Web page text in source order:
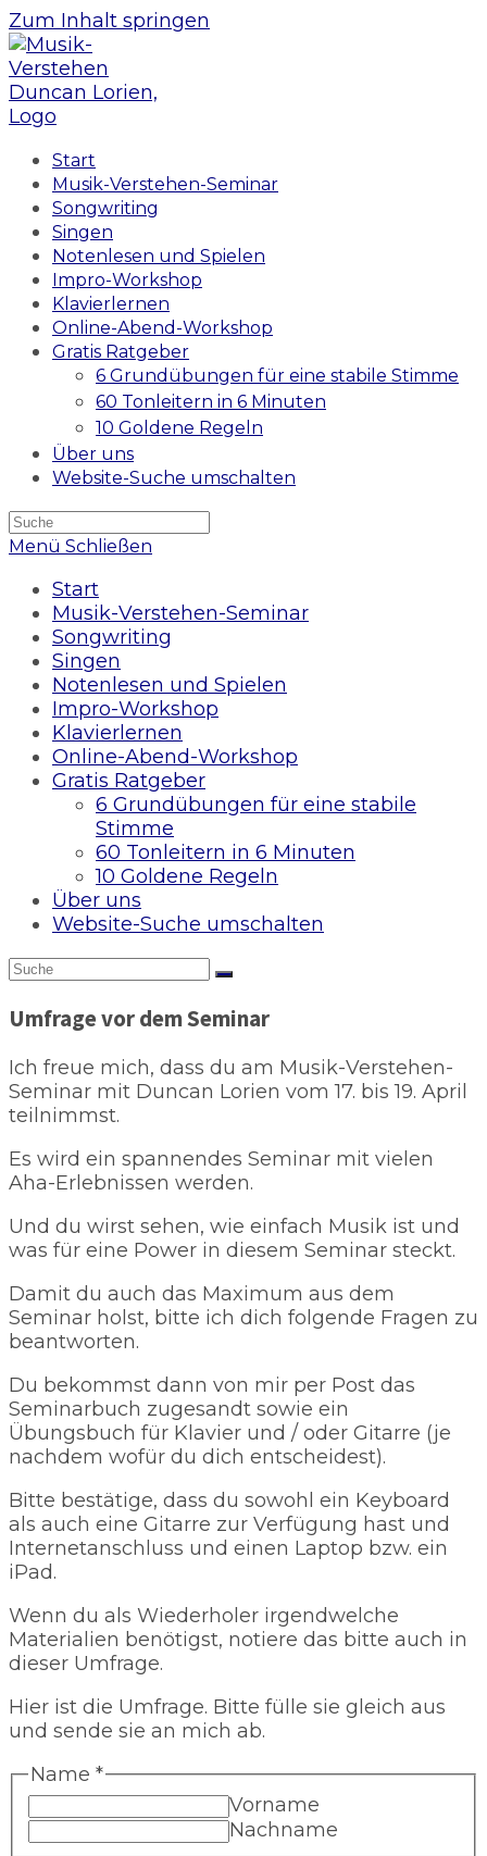
Zum Inhalt springen
Start
Musik-Verstehen-Seminar
Songwriting
Singen
Notenlesen und Spielen
Impro-Workshop
Klavierlernen
Online-Abend-Workshop
Gratis Ratgeber
6 Grundübungen für eine stabile Stimme
60 Tonleitern in 6 Minuten
10 Goldene Regeln
Über uns
Website-Suche umschalten
Menü Schließen
Start
Musik-Verstehen-Seminar
Songwriting
Singen
Notenlesen und Spielen
Impro-Workshop
Klavierlernen
Online-Abend-Workshop
Gratis Ratgeber
6 Grundübungen für eine stabile
Stimme
60 Tonleitern in 6 Minuten
10 Goldene Regeln
Über uns
Website-Suche umschalten
Umfrage vor dem Seminar
Ich freue mich, dass du am Musik-Verstehen-
Seminar mit Duncan Lorien vom 17. bis 19. April
teilnimmst.
Es wird ein spannendes Seminar mit vielen
Aha-Erlebnissen werden.
Und du wirst sehen, wie einfach Musik ist und
was für eine Power in diesem Seminar steckt.
Damit du auch das Maximum aus dem
Seminar holst, bitte ich dich folgende Fragen zu
beantworten.
Du bekommst dann von mir per Post das
Seminarbuch zugesandt sowie ein
Übungsbuch für Klavier und / oder Gitarre (je
nachdem wofür du dich entscheidest).
Bitte bestätige, dass du sowohl ein Keyboard
als auch eine Gitarre zur Verfügung hast und
Internetanschluss und einen Laptop bzw. ein
iPad.
Wenn du als Wiederholer irgendwelche
Materialien benötigst, notiere das bitte auch in
dieser Umfrage.
Hier ist die Umfrage. Bitte fülle sie gleich aus
und sende sie an mich ab.
Name *
Vorname
Nachname